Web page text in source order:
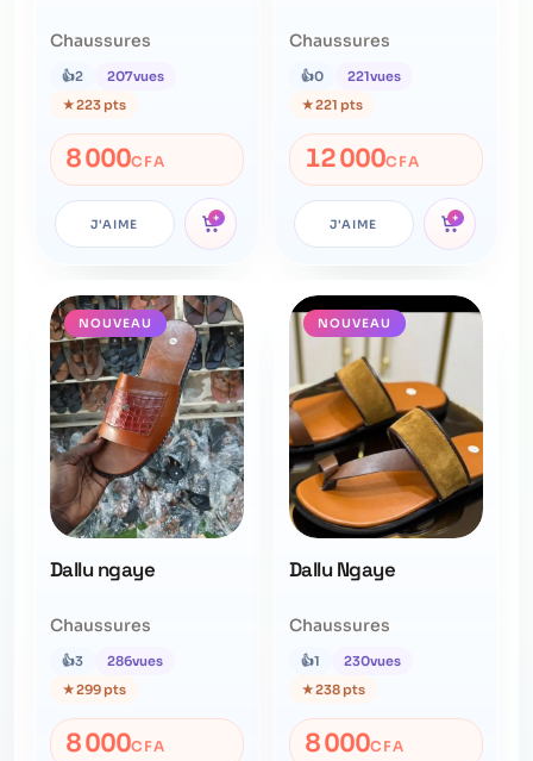
Chaussures
👍2 207vues
★223 pts
8 000CFA
J'AIME +
Chaussures
👍0 221vues
★221 pts
12 000CFA
J'AIME +
NOUVEAU
Dallu ngaye
Chaussures
👍3 286vues
★299 pts
8 000CFA
NOUVEAU
Dallu Ngaye
Chaussures
👍1 230vues
★238 pts
8 000CFA